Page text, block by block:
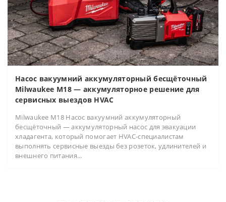
Насос вакуумний аккумуляторный бесщёточный
Milwaukee M18 — аккумуляторное решение для
сервисных выездов HVAC
Milwaukee M18 Насос вакуумний аккумуляторный
бесщёточный — аккумуляторный насос для эвакуации
хладагента, который помогает HVAC-специалистам
выполнять сервисные выезды без розеток, удлинителей и
внешнего питания...